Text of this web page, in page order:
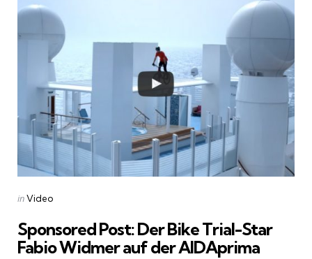
Categories
Posted
inVideo
Sponsored Post: Der Bike Trial-Star
Fabio Widmer auf der AIDAprima